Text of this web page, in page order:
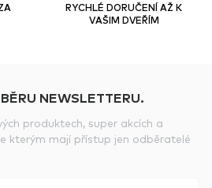
RYCHLÉ DORUČENÍ AŽ K
VAŠIM DVEŘÍM
NEWSLETTERU.
produktech, super akcích a
kterým mají přístup jen odběratelé